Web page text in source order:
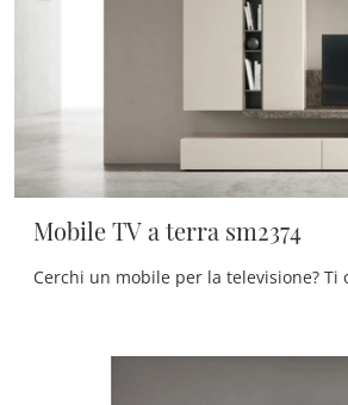
Mobile TV a terra sm2374